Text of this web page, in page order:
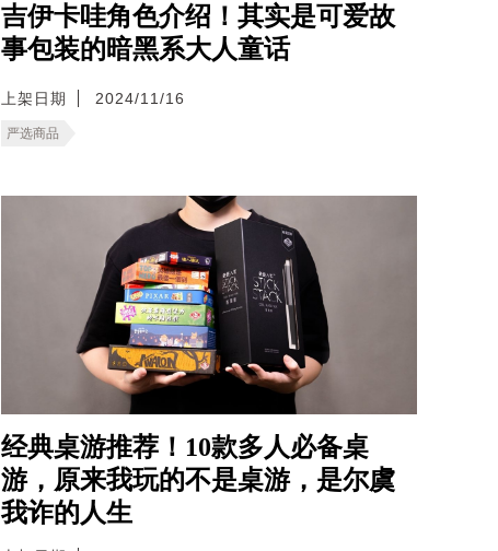
吉伊卡哇角色介绍！其实是可爱故
事包装的暗黑系大人童话
上架日期 2024/11/16
严选商品
经典桌游推荐！10款多人必备桌
游，原来我玩的不是桌游，是尔虞
我诈的人生